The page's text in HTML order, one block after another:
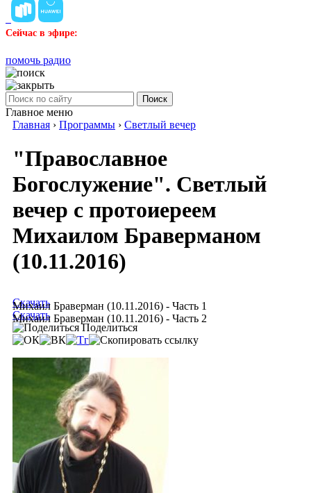
Сейчас в эфире:
помочь радио
Поиск
Главное меню
Главная › Программы › Светлый вечер
"Православное
Богослужение". Светлый
вечер с протоиереем
Михаилом Браверманом
(10.11.2016)
Михаил Браверман (10.11.2016) - Часть 1
Скачать
Михаил Браверман (10.11.2016) - Часть 2
Скачать
Поделиться